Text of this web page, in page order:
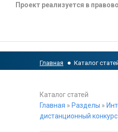
Проект реализуется в
Главная Каталог
Каталог статей
Главная » Разделы »
дистанционный